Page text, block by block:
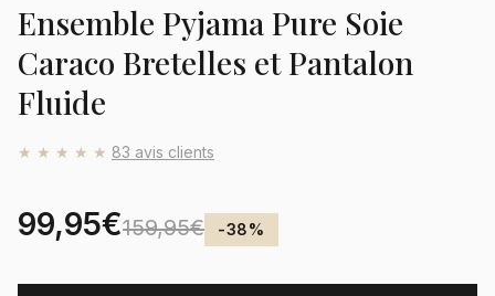
Ensemble Pyjama Pure Soie
Caraco Bretelles et Pantalon
Fluide
★★★★★ 83 avis clients
99,95€159,95€ -38%